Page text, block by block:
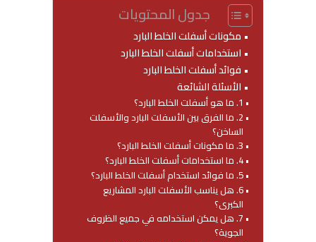
جدول المحتويات
مكونات أسفلت الخلط البارد
استخدامات أسفلت الخلط البارد
فوائد أسفلت الخلط البارد
الأسئلة الشائعة
1. ما هو أسفلت الخلط البارد؟
2. ما الفرق بين الأسفلت البارد والأسفلت
الساخن؟
3. ما مكونات أسفلت الخلط البارد؟
4. ما استخدامات أسفلت الخلط البارد؟
5. ما فوائد استخدام أسفلت الخلط البارد؟
6. هل يناسب الأسفلت البارد المشاريع
الكبرى؟
7. هل يمكن استخدامه في جميع الظروف
الجوية؟